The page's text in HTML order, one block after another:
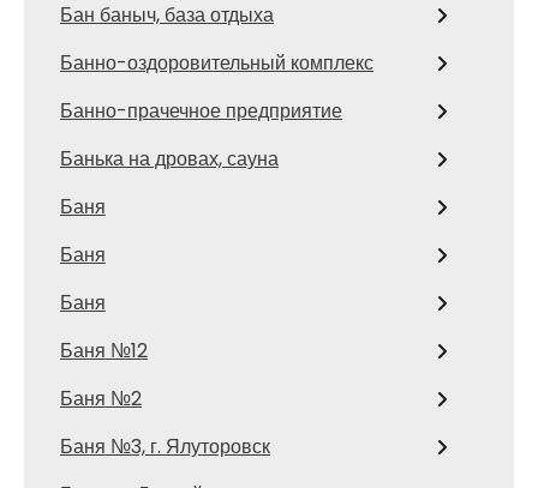
Бан баныч, база отдыха
Банно-оздоровительный комплекс
Банно-прачечное предприятие
Банька на дровах, сауна
Баня
Баня
Баня
Баня №12
Баня №2
Баня №3, г. Ялуторовск